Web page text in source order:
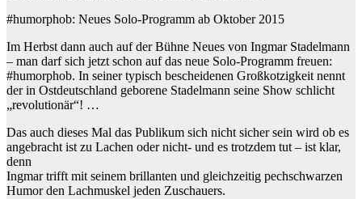
#humorphob: Neues Solo-Programm ab Oktober 2015
Im Herbst dann auch auf der Bühne Neues von Ingmar Stadelmann
– man darf sich jetzt schon auf das neue Solo-Programm freuen:
#humorphob. In seiner typisch bescheidenen Großkotzigkeit nennt
der in Ostdeutschland geborene Stadelmann seine Show schlicht
„revolutionär“! …
Das auch dieses Mal das Publikum sich nicht sicher sein wird ob es
angebracht ist zu Lachen oder nicht- und es trotzdem tut – ist klar,
denn
Ingmar trifft mit seinem brillanten und gleichzeitig pechschwarzen
Humor den Lachmuskel jeden Zuschauers.